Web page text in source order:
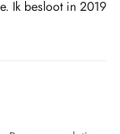
Ik besloot in 2019
trots in 2022.
Sinds een 3-
en